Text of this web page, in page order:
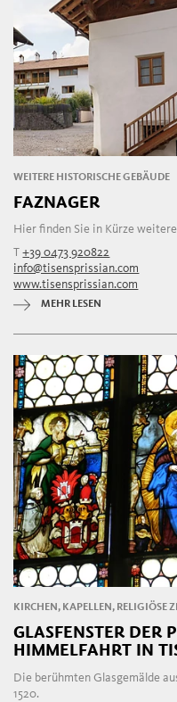
WEITERE HISTORISCHE GEBÄUDE
FAZNAGER
Hier finden Sie in Kürze
T+39 0473 920822
info@tisensprissian.com
www.tisensprissian.com
MEHR LESEN
KIRCHEN, KAPELLEN, RELIGIÖSE
GLASFENSTER DER
HIMMELFAHRT IN
Die berühmten Glasgemälde
1520.